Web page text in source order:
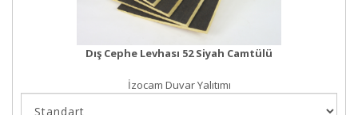
Dış Cephe Levhası 52 Siyah Camtülü
İzocam Duvar Yalıtımı